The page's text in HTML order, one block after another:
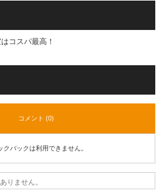
コスパ最高！
コメント (0)
クバックは利用できません。
りません。